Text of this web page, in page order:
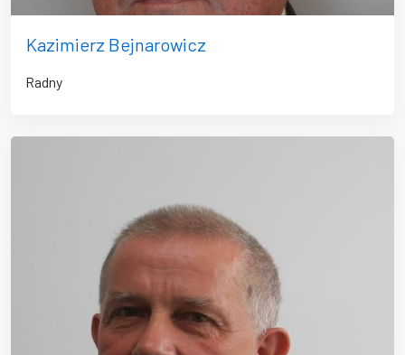
Kazimierz Bejnarowicz
Radny